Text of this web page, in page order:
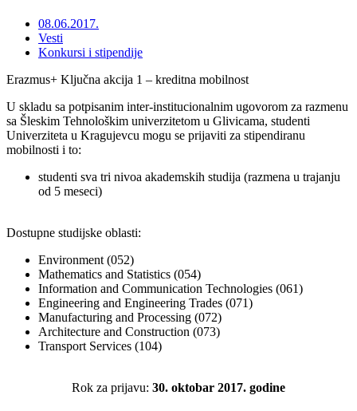
08.06.2017.
Vesti
Konkursi i stipendije
Erazmus+ Ključna akcija 1 – kreditna mobilnost
U skladu sa potpisanim inter-institucionalnim ugovorom za razmenu
sa Šleskim Tehnološkim univerzitetom u Glivicama, studenti
Univerziteta u Kragujevcu mogu se prijaviti za stipendiranu
mobilnosti i to:
studenti sva tri nivoa akademskih studija (razmena u trajanju
od 5 meseci)
Dostupne studijske oblasti:
Environment (052)
Mathematics and Statistics (054)
Information and Communication Technologies (061)
Engineering and Engineering Trades (071)
Manufacturing and Processing (072)
Architecture and Construction (073)
Transport Services (104)
Rok za prijavu: 30. oktobar 2017. godine